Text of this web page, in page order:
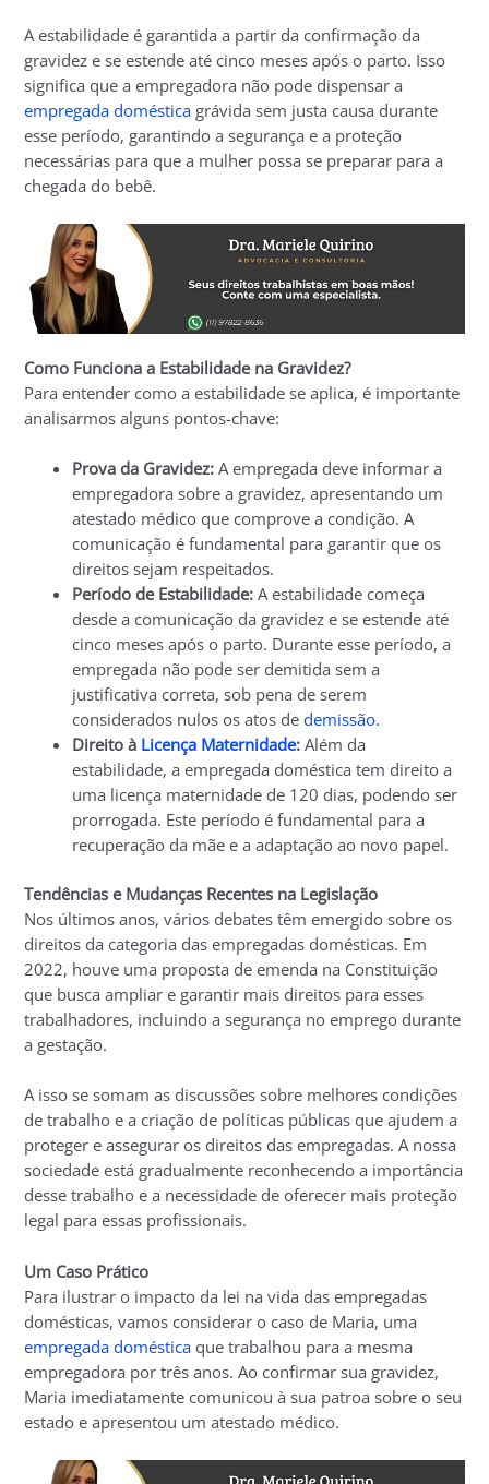
A estabilidade é garantida a partir da confirmação da
gravidez e se estende até cinco meses após o parto. Isso
significa que a empregadora não pode dispensar a
empregada doméstica grávida sem justa causa durante
esse período, garantindo a segurança e a proteção
necessárias para que a mulher possa se preparar para a
chegada do bebê.
Como Funciona a Estabilidade na Gravidez?
Para entender como a estabilidade se aplica, é importante
analisarmos alguns pontos-chave:
Prova da Gravidez: A empregada deve informar a
empregadora sobre a gravidez, apresentando um
atestado médico que comprove a condição. A
comunicação é fundamental para garantir que os
direitos sejam respeitados.
Período de Estabilidade: A estabilidade começa
desde a comunicação da gravidez e se estende até
cinco meses após o parto. Durante esse período, a
empregada não pode ser demitida sem a
justificativa correta, sob pena de serem
considerados nulos os atos dedemissão.
Direito à Licença Maternidade: Além da
estabilidade, a empregada doméstica tem direito a
uma licença maternidade de 120 dias, podendo ser
prorrogada. Este período é fundamental para a
recuperação da mãe e a adaptação ao novo papel.
Tendências e Mudanças Recentes na Legislação
Nos últimos anos, vários debates têm emergido sobre os
direitos da categoria das empregadas domésticas. Em
2022, houve uma proposta de emenda na Constituição
que busca ampliar e garantir mais direitos para esses
trabalhadores, incluindo a segurança no emprego durante
a gestação.
A isso se somam as discussões sobre melhores condições
de trabalho e a criação de políticas públicas que ajudem a
proteger e assegurar os direitos das empregadas. A nossa
sociedade está gradualmente reconhecendo a importância
desse trabalho e a necessidade de oferecer mais proteção
legal para essas profissionais.
Um Caso Prático
Para ilustrar o impacto da lei na vida das empregadas
domésticas, vamos considerar o caso de Maria, uma
empregada doméstica que trabalhou para a mesma
empregadora por três anos. Ao confirmar sua gravidez,
Maria imediatamente comunicou à sua patroa sobre o seu
estado e apresentou um atestado médico.